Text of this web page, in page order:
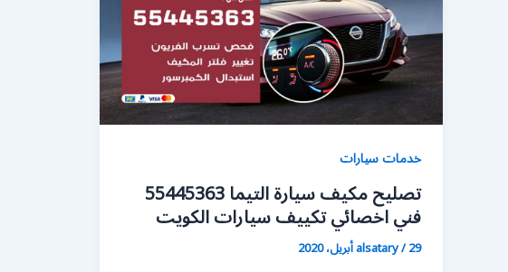
خدمات سيارات
تصليح مكيف سيارة التيما 55445363
فني اخصائي تكييف سيارات الكويت
alsatary/29 أبريل، 2020